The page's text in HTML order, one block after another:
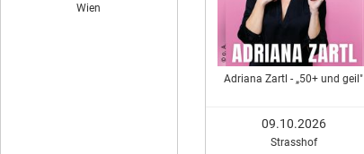
Wien
Adriana Zartl - „50+ und geil"
09.10.2026
Strasshof